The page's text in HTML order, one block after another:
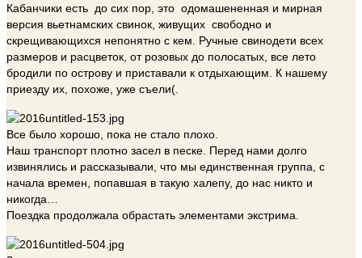
Кабанчики есть до сих пор, это одомашененная и мирная
версия вьетнамских свинок, живущих свободно и
скрещивающихся непонятно с кем. Ручные свинодети всех
размеров и расцветок, от розовых до полосатых, все лето
бродили по острову и приставали к отдыхающим. К нашему
приезду их, похоже, уже съели(.
Все было хорошо, пока не стало плохо.
Наш транспорт плотно засел в песке. Перед нами долго
извинялись и рассказывали, что мы единственная группа, с
начала времен, попавшая в такую халепу, до нас никто и
никогда…
Поездка продолжала обрастать элементами экстрима.